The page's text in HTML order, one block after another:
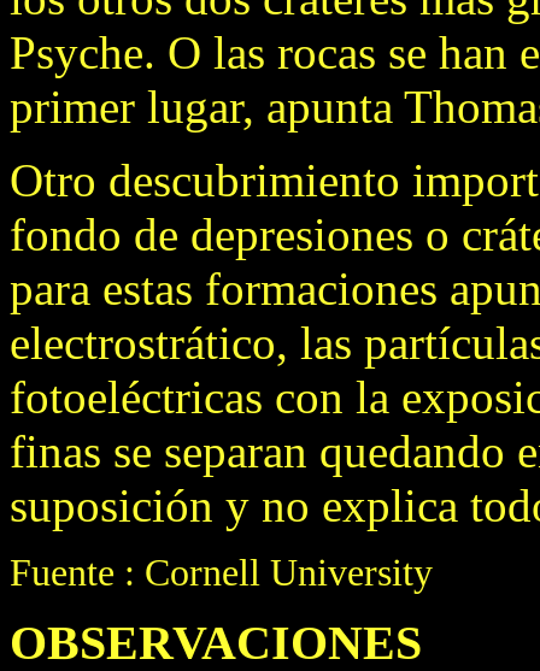
Psyche. O las rocas se han
primer lugar, apunta
Otro descubrimiento
fondo de depresiones o
para estas formaciones
electrostrático, las
fotoeléctricas con la
finas se separan quedando
suposición y no explica
Fuente : Cornell University
OBSERVACIONES